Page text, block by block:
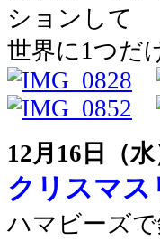
ションして
世界に1つだ
12月16日（水
クリスマス
ハマビーズ